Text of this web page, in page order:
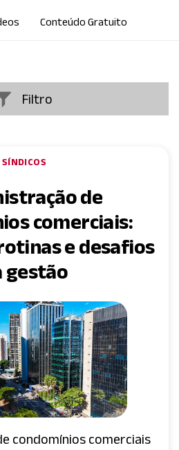
Conteúdo Gratuito
Filtro
de Condomínios (3)
o Dia a Dia (26)
predial (42)
(54)
(5)
Sustentabilidade (32)
(2)
(15)
Digital (33)
Infográficos (26)
SÍNDICOS
de
comerciais:
e desafios
gestão
condomínios comerciais